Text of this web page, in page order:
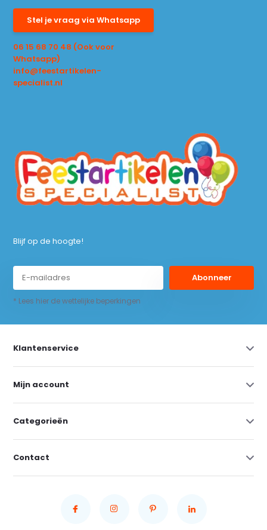
Stel je vraag via Whatsapp
06 15 68 70 48 (Ook voor
Whatsapp)
info@feestartikelen-
specialist.nl
Blijf op de hoogte!
Abonneer
* Lees hier de wettelijke beperkingen
Klantenservice
Mijn account
Categorieën
Contact